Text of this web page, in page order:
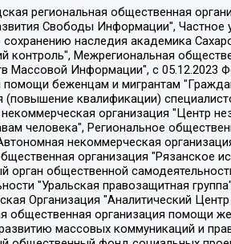
содействие", Негосударственное образовательное учреждение дополнительного профессионального образования (повышение квалификации) специалистов "АКАДЕМИЯ ПО ПРАВАМ ЧЕЛОВЕКА", Свердловская региональная общественная организация "Сутяжник", Автономная некоммерческая организация "Центр независимых социологических исследований", Союз общественных объединений "Российский исследовательский центр по правам человека", Региональное общественное учреждение научно-информационный центр "МЕМОРИАЛ", Некоммерческая организация "Фонд защиты гласности", Автономная некоммерческая организация "Институт прав человека", Городская общественная организация "Екатеринбургское общество "МЕМОРИАЛ", Городская общественная организация "Рязанское историко-просветительское и правозащитное общество "Мемориал" (Рязанский Мемориал), Челябинский региональный орган общественной самодеятельности – женское общественное объединение "Женщины Евразии", Челябинский региональный орган общественной самодеятельности "Уральская правозащитная группа", Фонд содействия защите здоровья и социальной справедливости имени Андрея Рылькова, Автономная Некоммерческая Организация "Аналитический Центр Юрия Левады", Автономная некоммерческая организация социальной поддержки населения "Проект Апрель", Региональная общественная организация помощи женщинам и детям, находящимся в кризисной ситуации "Информационно-методический центр "Анна", Фонд содействия развитию массовых коммуникаций и правовому просвещению "Так-так-Так", Фонд содействия устойчивому развитию "Серебряная тайга", Свердловский региональный общественный фонд социальных проектов "Новое время", "Idel.Реалии", Кавказ.Реалии, Крым.Реалии, Телеканал Настоящее Время, Татаро-башкирская служба Радио Свобода (Azatliq Radiosi), Радио Свободная Европа/Радио Свобода (PCE/PC), "Сибирь.Реалии", "Фактограф", Благотворительный фонд помощи осужденным и их семьям, Автономная некоммерческая организация "Институт глобализации и социальных движений", Фонд "В защиту прав заключенных", Частное учреждение "Центр поддержки и содействия развитию средств массовой информации", Пензенский региональный общественный благотворительный фонд "Гражданский союз", "Север.Реалии", Некоммерческая организация Фонд "Правовая инициатива", Общество с ограниченной ответственностью "Радио Свободная Европа/Радио